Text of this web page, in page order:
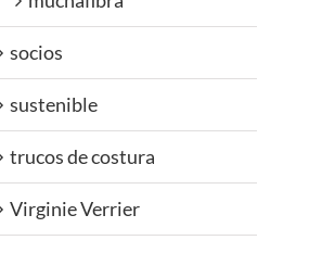
socios
sustenible
trucos de costura
Virginie Verrier